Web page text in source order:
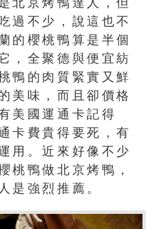
北京烤鴨達人，但
過不少，說這也不
的櫻桃鴨算是半個
，全聚德與便宜紡
鴨的肉質緊實又鮮
美味，而且卻價格
美國運通卡記得
卡費貴得要死，有
用。近來好像不少
桃鴨做北京烤鴨，
是強烈推薦。